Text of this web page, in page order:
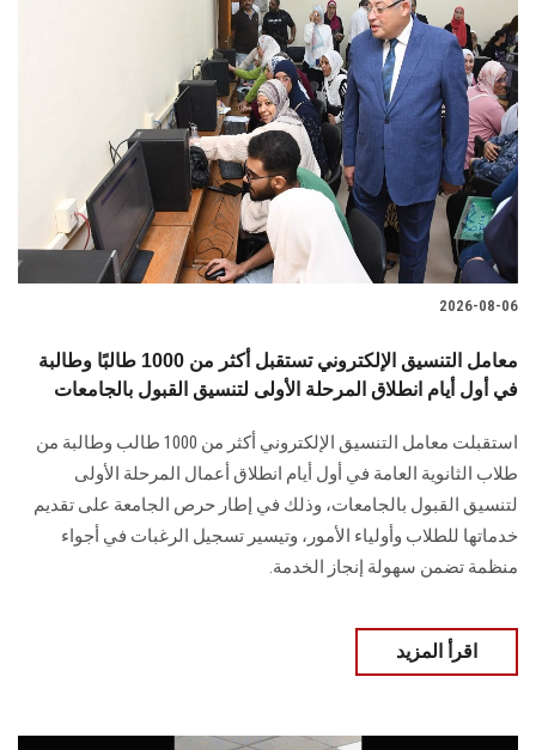
2026-08-06
معامل التنسيق الإلكتروني تستقبل أكثر من 1000 طالبًا وطالبة
في أول أيام انطلاق المرحلة الأولى لتنسيق القبول بالجامعات
استقبلت معامل التنسيق الإلكتروني أكثر من 1000 طالب وطالبة من
طلاب الثانوية العامة في أول أيام انطلاق أعمال المرحلة الأولى
لتنسيق القبول بالجامعات، وذلك في إطار حرص الجامعة على تقديم
خدماتها للطلاب وأولياء الأمور، وتيسير تسجيل الرغبات في أجواء
منظمة تضمن سهولة إنجاز الخدمة.
اقرأ المزيد